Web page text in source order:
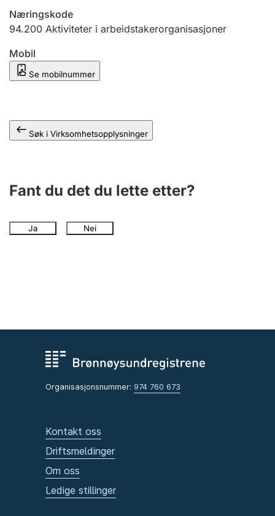
Næringskode
94.200 Aktiviteter i arbeidstakerorganisasjoner
Mobil
Se mobilnummer
Søk i Virksomhetsopplysninger
Fant du det du lette etter?
Ja Nei
Organisasjonsnummer: 974 760 673
Kontakt oss
Driftsmeldinger
Om oss
Ledige stillinger